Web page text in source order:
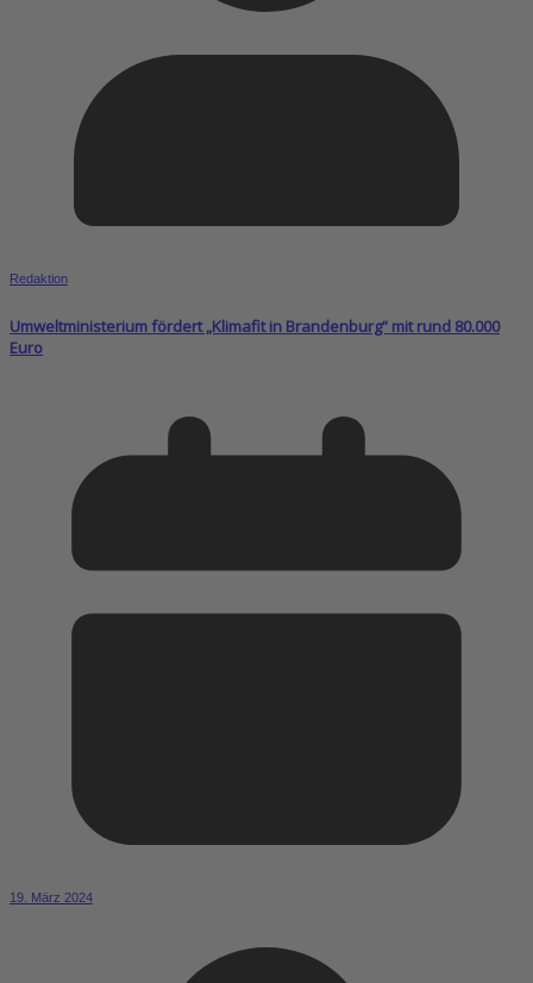
Redaktion
Umweltministerium fördert „Klimafit in Brandenburg“ mit rund 80.000
Euro
19. März 2024